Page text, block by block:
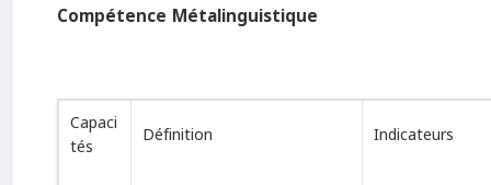
Compétence Métalinguistique
Capaci
tés
Définition Indicateurs